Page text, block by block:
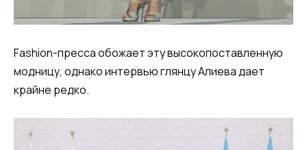
Fashion-пресса обожает эту высокопоставленную
модницу, однако интервью глянцу Алиева дает
крайне редко.